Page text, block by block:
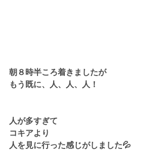
朝８時半ころ着きましたが
もう既に、人、人、人！
人が多すぎて
コキアより
人を見に行った感じがしました💦